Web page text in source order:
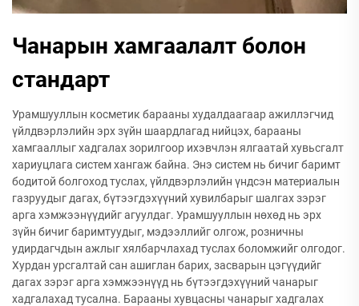
Чанарын хамгаалалт болон
стандарт
Урамшууллын косметик барааны худалдаагаар ажиллэгчид
үйлдвэрлэлийн эрх зүйн шаардлагад нийцэх, барааны
хамгааллыг хадгалах зорилгоор ихэвчлэн ялгаатай хувьсгалт
хариуцлага систем хангаж байна. Энэ систем нь бичиг баримт
бодитой болгоход туслах, үйлдвэрлэлийн үндсэн материалын
газруудыг дагах, бүтээгдэхүүний хувилбарыг шалгах зэрэг
арга хэмжээнүүдийг агуулдаг. Урамшууллын нөхөд нь эрх
зүйн бичиг баримтуудыг, мэдээллийг олгож, розничны
удирдагчдын ажлыг хялбарчлахад туслах боломжийг олгодог.
Хурдан урсгалтай сан ашиглан барих, засварын цэгүүдийг
дагах зэрэг арга хэмжээнүүд нь бүтээгдэхүүний чанарыг
хадгалахад тусална. Барааны хувцасны чанарыг хадгалах